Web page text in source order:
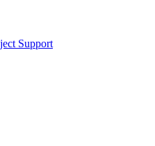
Support